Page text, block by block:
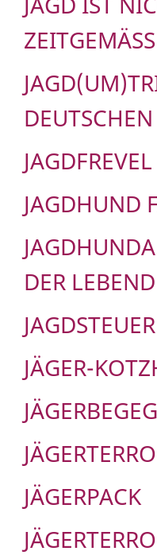
ZEITGEMÄSS
JAGDFREVEL
JAGDHUND
DER
JÄGER-
JÄGERPACK